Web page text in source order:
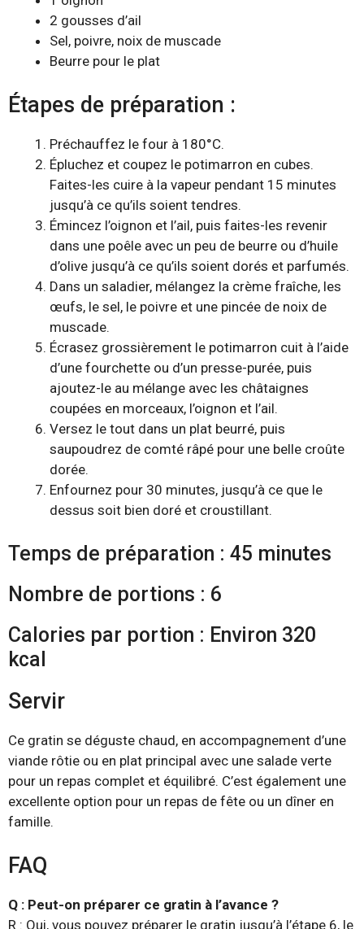
2 gousses d’ail
Sel, poivre, noix de muscade
Beurre pour le plat
Étapes de préparation :
Préchauffez le four à 180°C.
Épluchez et coupez le potimarron en cubes.
Faites-les cuire à la vapeur pendant 15 minutes
jusqu’à ce qu’ils soient tendres.
Émincez l’oignon et l’ail, puis faites-les revenir
dans une poêle avec un peu de beurre ou d’huile
d’olive jusqu’à ce qu’ils soient dorés et parfumés.
Dans un saladier, mélangez la crème fraîche, les
œufs, le sel, le poivre et une pincée de noix de
muscade.
Écrasez grossièrement le potimarron cuit à l’aide
d’une fourchette ou d’un presse-purée, puis
ajoutez-le au mélange avec les châtaignes
coupées en morceaux, l’oignon et l’ail.
Versez le tout dans un plat beurré, puis
saupoudrez de comté râpé pour une belle croûte
dorée.
Enfournez pour 30 minutes, jusqu’à ce que le
dessus soit bien doré et croustillant.
Temps de préparation : 45 minutes
Nombre de portions : 6
Calories par portion : Environ 320
kcal
Servir
Ce gratin se déguste chaud, en accompagnement d’une
viande rôtie ou en plat principal avec une salade verte
pour un repas complet et équilibré. C’est également une
excellente option pour un repas de fête ou un dîner en
famille.
FAQ
Q : Peut-on préparer ce gratin à l’avance ?
R : Oui, vous pouvez préparer le gratin jusqu’à l’étape 6, le